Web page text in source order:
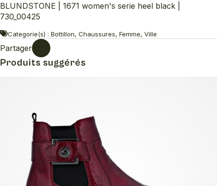
BLUNDSTONE | 1671 women's serie heel black |
730_00425
Categorie(s) : Bottillon, Chaussures, Femme, Ville
Partager
Produits suggérés